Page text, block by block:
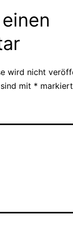
wird nicht
mit * markiert